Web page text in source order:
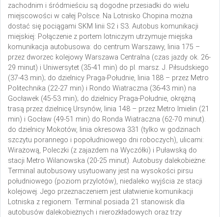
zachodnim i śródmieściu są dogodne przesiadki do wielu
miejscowości w całej Polsce. Na Lotnisko Chopina można
dostać się pociągami SKM linii S2 i S3. Autobus komunikacji
miejskiej: Połączenie z portem lotniczym utrzymuje miejska
komunikacja autobusowa: do centrum Warszawy, linia 175 –
przez dworzec kolejowy Warszawa Centralna (czas jazdy ok. 26-
29 minut) i Uniwersytet (35-41 min) do pl. marsz. J. Piłsudskiego
(37-43 min); do dzielnicy Praga-Południe, linia 188 – przez Metro
Politechnika (22-27 min) i Rondo Wiatraczna (36-43 min) na
Gocławek (45-53 min); do dzielnicy Praga-Południe, okrężną
trasą przez dzielnicę Ursynów, linia 148 – przez Metro Imielin (21
min) i Gocław (49-51 min) do Ronda Wiatraczna (62-70 minut).
do dzielnicy Mokotów, linia okresowa 331 (tylko w godzinach
szczytu porannego i popołudniowego dni roboczych), ulicami:
Wirażową, Poleczki (z zajazdem na Wyczółki) i Puławską do
stacji Metro Wilanowska (20-25 minut). Autobusy dalekobieżne:
Terminal autobusowy usytuowany jest na wysokości pirsu
południowego (poziom przylotów), niedaleko wyjścia ze stacji
kolejowej. Jego przeznaczeniem jest ułatwienie komunikacji
Lotniska z regionem. Terminal posiada 21 stanowisk dla
autobusów dalekobieżnych i nierozkładowych oraz trzy